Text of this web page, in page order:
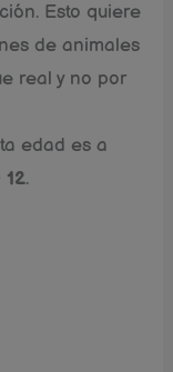
Esto quiere
de animales
real y no por
edad es a
12.